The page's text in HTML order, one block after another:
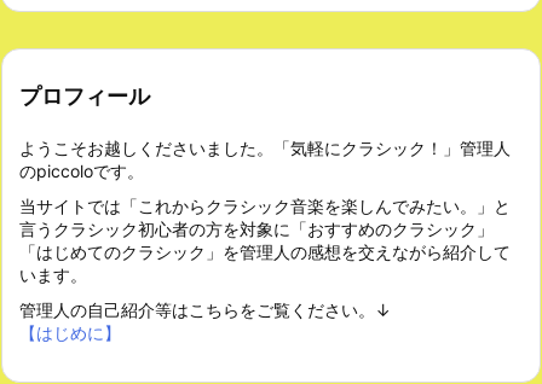
プロフィール
ようこそお越しくださいました。「気軽にクラシック！」管理人
のpiccoloです。
当サイトでは「これからクラシック音楽を楽しんでみたい。」と
言うクラシック初心者の方を対象に「おすすめのクラシック」
「はじめてのクラシック」を管理人の感想を交えながら紹介して
います。
管理人の自己紹介等はこちらをご覧ください。↓
【はじめに】